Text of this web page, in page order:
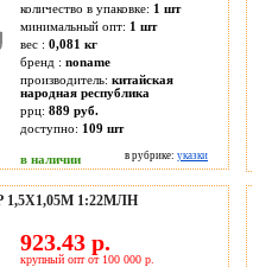
количество в упаковке: 1 шт
минимальный опт: 1 шт
вес : 0,081 кг
бренд : noname
производитель: китайская
народная республика
ррц: 889 руб.
доступно: 109 шт
в наличии в рубрике: указки
1:22МЛН
923.43 р.
крупный опт от 100 000 р.